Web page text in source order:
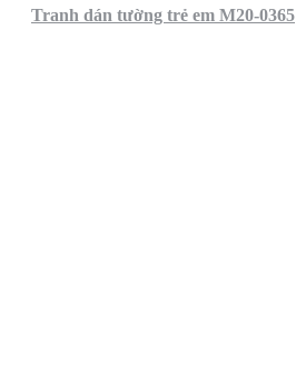
Tranh dán tường trẻ em M20-0365